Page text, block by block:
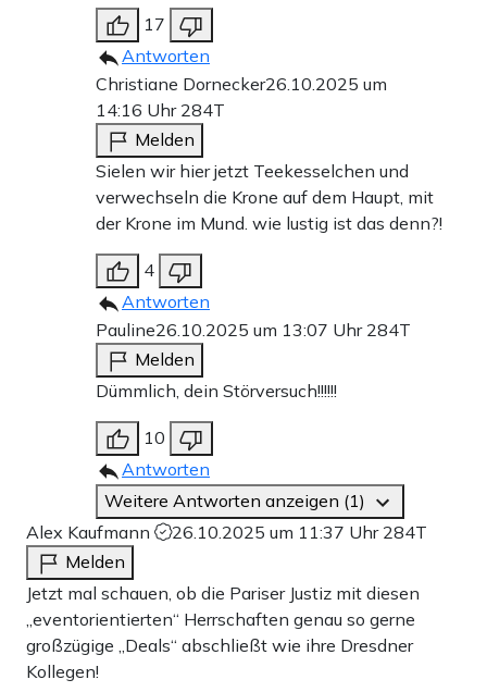
17
Antworten
Christiane Dornecker26.10.2025 um
14:16 Uhr 284T
Melden
Sielen wir hier jetzt Teekesselchen und
verwechseln die Krone auf dem Haupt, mit
der Krone im Mund. wie lustig ist das denn?!
4
Antworten
Pauline26.10.2025 um 13:07 Uhr 284T
Melden
Dümmlich, dein Störversuch!!!!!!
10
Antworten
Weitere Antworten anzeigen (1)
Alex Kaufmann
26.10.2025 um 11:37 Uhr 284T
Melden
Jetzt mal schauen, ob die Pariser Justiz mit diesen
„eventorientierten“ Herrschaften genau so gerne
großzügige „Deals“ abschließt wie ihre Dresdner
Kollegen!